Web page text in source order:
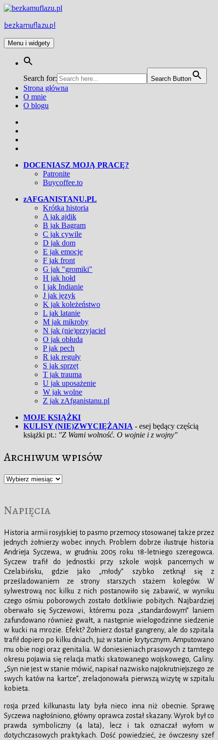
Przejdź
treści
bezkamuflazu.pl
Menu i widgety
Search for: Search Button
Strona główna
O mnie
O blogu
DOCENIASZ MOJĄ PRACĘ?
Patronite
Buycoffee.to
zAFGANISTANU.PL
Krótka historia
A jak ajdik
B jak Bagram
C jak cywile
D jak dom
E jak emocje
F jak front
G jak "gromiki"
H jak hołd
I jak Indianie
J jak język
K jak koleżeństwo
L jak latanie
M jak mikroby
N jak (nie)przyjaciel
O jak obłuda
P jak pech
R jak reguły
S jak sprzęt
T jak trauma
U jak uposażenie
W jak wolne
Z jak zAfganistanu.pl
MOJE KSIĄŻKI
KULISY (NIE)ZWYCIĘŻANIA - esej będący częścią
książki pt.: "Z Wami wolność. O wojnie i z wojny"
Archiwum wpisów
Archiwum
Napięcia
Historia armii rosyjskiej to pasmo przemocy stosowanej także przez
jednych żołnierzy wobec innych. Problem dobrze ilustruje historia
Andrieja Syczewa, w grudniu 2005 roku 18-letniego szeregowca.
Syczew trafił do jednostki przy szkole wojsk pancernych w
Czelabińsku, gdzie jako „młody” szybko zetknął się z
prześladowaniem ze strony starszych stażem kolegów. W
sylwestrową noc kilku z nich postanowiło się zabawić, w wyniku
czego ośmiu poborowych zostało dotkliwie pobitych. Najbardziej
oberwało się Syczewowi, któremu poza „standardowym” laniem
zafundowano również gwałt, a następnie wielogodzinne siedzenie
w kucki na mrozie. Efekt? Żołnierz dostał gangreny, ale do szpitala
trafił dopiero po kilku dniach, już w stanie krytycznym. Amputowano
mu obie nogi oraz genitalia. W doniesieniach prasowych z tamtego
okresu pojawia się relacja matki skatowanego wojskowego, Galiny.
„Syn nie jest w stanie mówić, napisał nazwisko najokrutniejszego ze
swych katów na kartce”, zrelacjonowała pierwszą wizytę w szpitalu
kobieta.
rosja przed kilkunastu laty była nieco inna niż obecnie. Sprawę
Syczewa nagłośniono, główny oprawca został skazany. Wyrok był co
prawda symboliczny (4 lata), lecz i tak oznaczał wyłom w
dotychczasowych praktykach. Dość powiedzieć, że ówczesny szef